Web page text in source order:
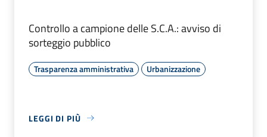
Controllo a campione delle S.C.A.: avviso di
sorteggio pubblico
Trasparenza amministrativa Urbanizzazione
LEGGI DI PIÙ